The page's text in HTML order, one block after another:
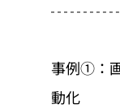
事例①：
動化